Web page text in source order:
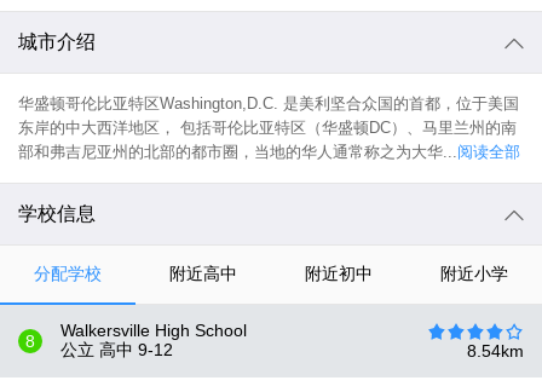
城市介绍
华盛顿哥伦比亚特区Washington,D.C. 是美利坚合众国的首都，位于美国
东岸的中大西洋地区， 包括哥伦比亚特区（华盛顿DC）、马里兰州的南
部和弗吉尼亚州的北部的都市圈，当地的华人通常称之为大华...阅读全部
学校信息
分配学校 附近高中 附近初中 附近小学
8
Walkersville High School
公立 高中 9-12 8.54km